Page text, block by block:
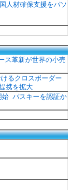
人材確保支援をパソ
ス革新が世界の小売
るクロスボーダー
携を拡大
始 パスキーを認証か